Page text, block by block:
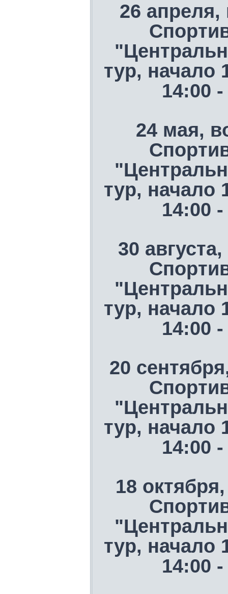
26 апреля,
тур, начало
14:00
24 мая,
тур, начало
14:00
30
тур, начало
14:00
20
тур, начало
14:00
18
тур, начало
14:00